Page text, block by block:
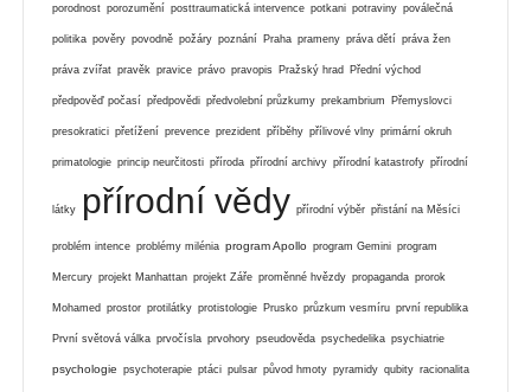
porodnost porozumění posttraumatická intervence potkani potraviny poválečná
politika pověry povodně požáry poznání Praha prameny práva dětí práva žen
práva zvířat pravěk pravice právo pravopis Pražský hrad Přední východ
předpověď počasí předpovědi předvolební průzkumy prekambrium Přemyslovci
presokratici přetížení prevence prezident příběhy přílivové vlny primární okruh
primatologie princip neurčitosti příroda přírodní archivy přírodní katastrofy přírodní
látky přírodní vědy přírodní výběr přistání na Měsíci
problém intence problémy milénia program Apollo program Gemini program
Mercury projekt Manhattan projekt Záře proměnné hvězdy propaganda prorok
Mohamed prostor protilátky protistologie Prusko průzkum vesmíru první republika
První světová válka prvočísla prvohory pseudověda psychedelika psychiatrie
psychologie psychoterapie ptáci pulsar původ hmoty pyramidy qubity racionalita